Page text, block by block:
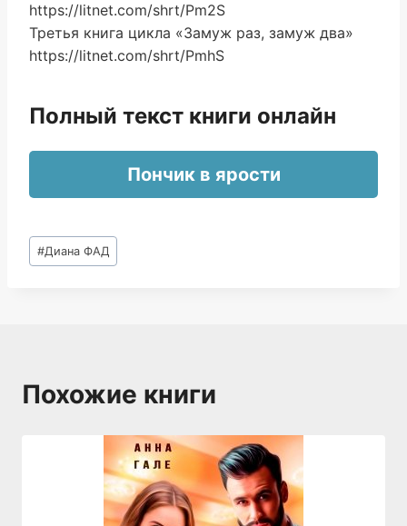
https://litnet.com/shrt/Pm2S
Третья книга цикла «Замуж раз, замуж два»
https://litnet.com/shrt/PmhS
Полный текст книги онлайн
Пончик в ярости
Метки
записи:
#Диана ФАД
Похожие книги